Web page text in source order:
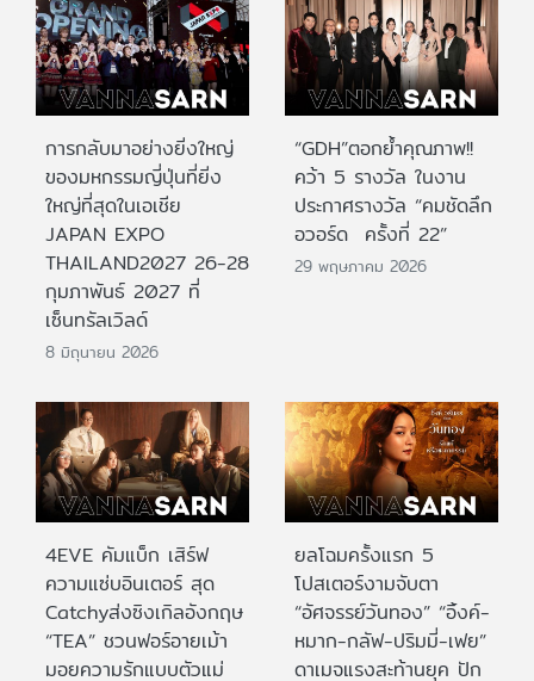
การกลับมาอย่างยิ่งใหญ่
ของมหกรรมญี่ปุ่นที่ยิ่ง
ใหญ่ที่สุดในเอเชีย
JAPAN EXPO
THAILAND2027 26-28
กุมภาพันธ์ 2027 ที่
เซ็นทรัลเวิลด์
8 มิถุนายน 2026
“GDH”ตอกย้ำคุณภาพ!!
คว้า 5 รางวัล ในงาน
ประกาศรางวัล “คมชัดลึก
อวอร์ด ครั้งที่ 22”
29 พฤษภาคม 2026
4EVE คัมแบ็ก เสิร์ฟ
ความแซ่บอินเตอร์ สุด
Catchyส่งซิงเกิลอังกฤษ
“TEA” ชวนฟอร์อายเม้า
มอยความรักแบบตัวแม่
ยลโฉมครั้งแรก 5
โปสเตอร์งามจับตา
“อัศจรรย์วันทอง” “อิ้งค์-
หมาก-กลัฟ-ปริมมี่-เฟย”
ดาเมจแรงสะท้านยุค ปัก